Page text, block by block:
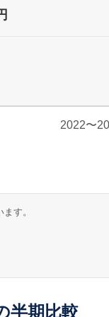
2022〜
す。
半期比較